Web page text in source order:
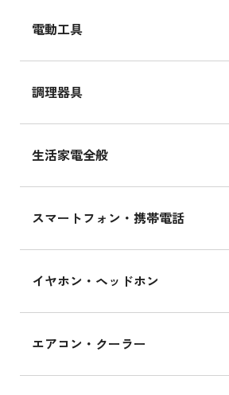
電動工具
調理器具
生活家電全般
スマートフォン・携帯電話
イヤホン・ヘッドホン
エアコン・クーラー